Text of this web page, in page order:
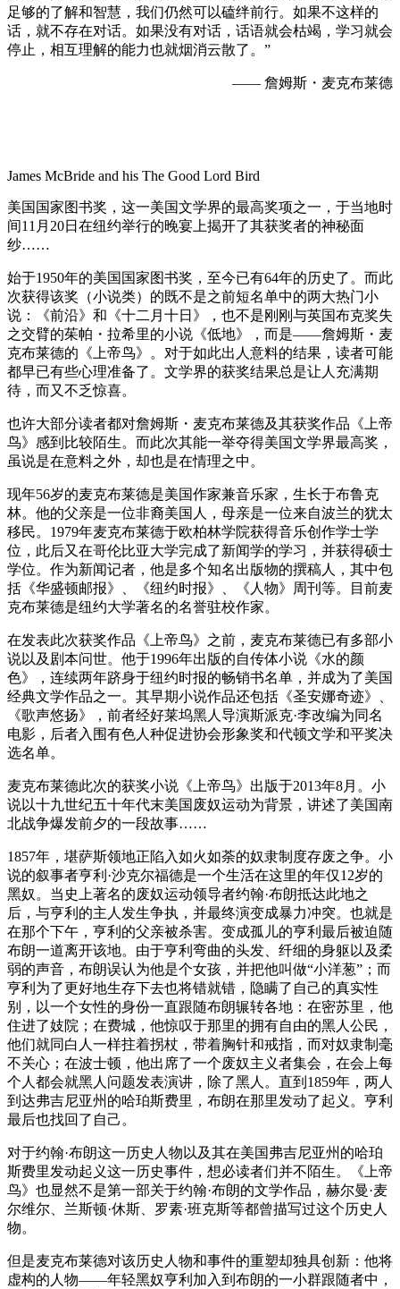
足够的了解和智慧，我们仍然可以磕绊前行。如果不这样的
话，就不存在对话。如果没有对话，话语就会枯竭，学习就会
停止，相互理解的能力也就烟消云散了。”
—— 詹姆斯・麦克布莱德
James McBride and his The Good Lord Bird
美国国家图书奖，这一美国文学界的最高奖项之一，于当地时
间11月20日在纽约举行的晚宴上揭开了其获奖者的神秘面
纱……
始于1950年的美国国家图书奖，至今已有64年的历史了。而此
次获得该奖（小说类）的既不是之前短名单中的两大热门小
说：《前沿》和《十二月十日》，也不是刚刚与英国布克奖失
之交臂的茱帕・拉希里的小说《低地》，而是——詹姆斯・麦
克布莱德的《上帝鸟》。对于如此出人意料的结果，读者可能
都早已有些心理准备了。文学界的获奖结果总是让人充满期
待，而又不乏惊喜。
也许大部分读者都对詹姆斯・麦克布莱德及其获奖作品《上帝
鸟》感到比较陌生。而此次其能一举夺得美国文学界最高奖，
虽说是在意料之外，却也是在情理之中。
现年56岁的麦克布莱德是美国作家兼音乐家，生长于布鲁克
林。他的父亲是一位非裔美国人，母亲是一位来自波兰的犹太
移民。1979年麦克布莱德于欧柏林学院获得音乐创作学士学
位，此后又在哥伦比亚大学完成了新闻学的学习，并获得硕士
学位。作为新闻记者，他是多个知名出版物的撰稿人，其中包
括《华盛顿邮报》、《纽约时报》、《人物》周刊等。目前麦
克布莱德是纽约大学著名的名誉驻校作家。
在发表此次获奖作品《上帝鸟》之前，麦克布莱德已有多部小
说以及剧本问世。他于1996年出版的自传体小说《水的颜
色》，连续两年跻身于纽约时报的畅销书名单，并成为了美国
经典文学作品之一。其早期小说作品还包括《圣安娜奇迹》、
《歌声悠扬》，前者经好莱坞黑人导演斯派克·李改编为同名
电影，后者入围有色人种促进协会形象奖和代顿文学和平奖决
选名单。
麦克布莱德此次的获奖小说《上帝鸟》出版于2013年8月。小
说以十九世纪五十年代末美国废奴运动为背景，讲述了美国南
北战争爆发前夕的一段故事……
1857年，堪萨斯领地正陷入如火如荼的奴隶制度存废之争。小
说的叙事者亨利·沙克尔福德是一个生活在这里的年仅12岁的
黑奴。当史上著名的废奴运动领导者约翰·布朗抵达此地之
后，与亨利的主人发生争执，并最终演变成暴力冲突。也就是
在那个下午，亨利的父亲被杀害。变成孤儿的亨利最后被迫随
布朗一道离开该地。由于亨利弯曲的头发、纤细的身躯以及柔
弱的声音，布朗误认为他是个女孩，并把他叫做“小洋葱”；而
亨利为了更好地生存下去也将错就错，隐瞒了自己的真实性
别，以一个女性的身份一直跟随布朗辗转各地：在密苏里，他
住进了妓院；在费城，他惊叹于那里的拥有自由的黑人公民，
他们就同白人一样拄着拐杖，带着胸针和戒指，而对奴隶制毫
不关心；在波士顿，他出席了一个废奴主义者集会，在会上每
个人都会就黑人问题发表演讲，除了黑人。直到1859年，两人
到达弗吉尼亚州的哈珀斯费里，布朗在那里发动了起义。亨利
最后也找回了自己。
对于约翰·布朗这一历史人物以及其在美国弗吉尼亚州的哈珀
斯费里发动起义这一历史事件，想必读者们并不陌生。《上帝
鸟》也显然不是第一部关于约翰·布朗的文学作品，赫尔曼·麦
尔维尔、兰斯顿·休斯、罗素·班克斯等都曾描写过这个历史人
物。
但是麦克布莱德对该历史人物和事件的重塑却独具创新：他将
虚构的人物——年轻黑奴亨利加入到布朗的一小群跟随者中，